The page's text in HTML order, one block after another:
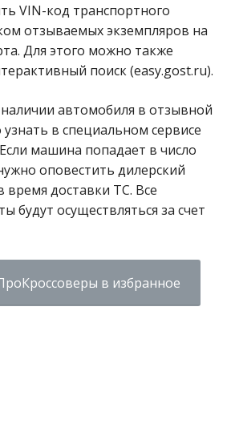
VIN-код транспортного
отзываемых экземпляров на
Для этого можно также
поиск (easy.gost.ru).
автомобиля в отзывной
в специальном сервисе
машина попадает в число
оповестить дилерский
время доставки ТС. Все
будут осуществляться за счет
в избранное